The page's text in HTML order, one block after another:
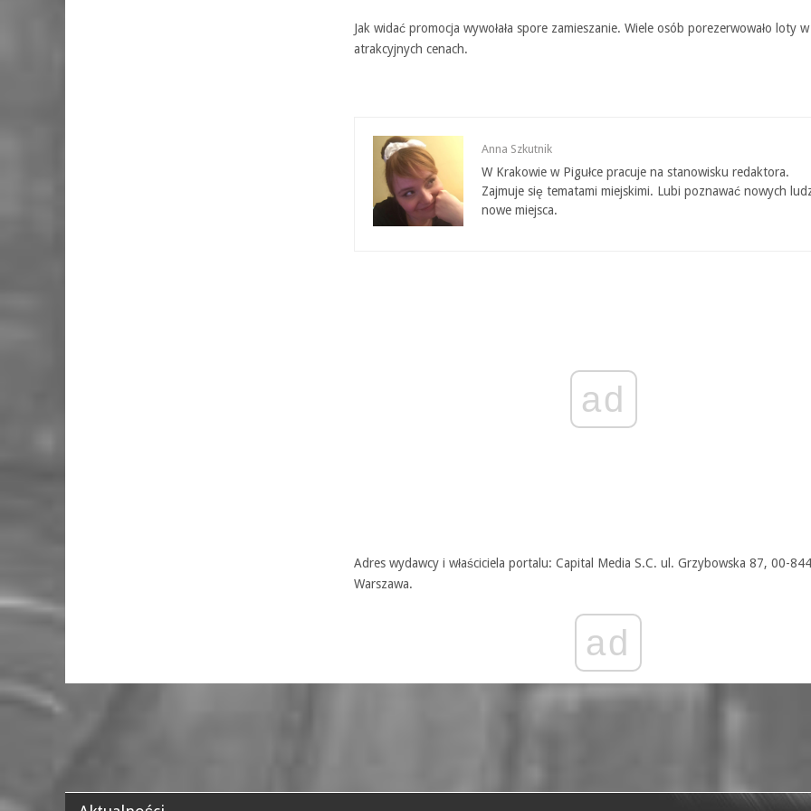
Jak widać promocja wywołała spore zamieszanie. Wiele osób porezerwowało loty w
atrakcyjnych cenach.
Anna Szkutnik
W Krakowie w Pigułce pracuje na stanowisku redaktora.
Zajmuje się tematami miejskimi. Lubi poznawać nowych
nowe miejsca.
ad
Adres wydawcy i właściciela portalu: Capital Media S.C. ul. Grzybowska 87, 00-844
Warszawa.
ad